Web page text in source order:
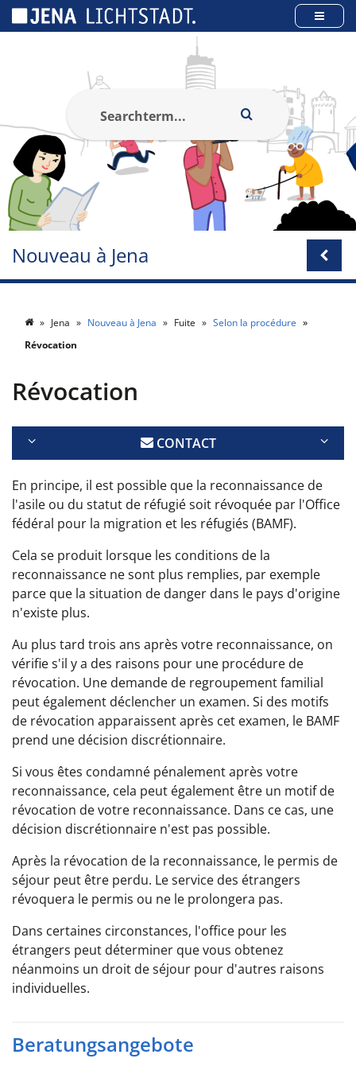
Nouveau à Jena
Jena Nouveau à Jena Fuite
Selon la procédure
Révocation
Révocation
CONTACT
En principe, il est possible que la reconnaissance de
l'asile ou du statut de réfugié soit révoquée par l'Office
fédéral pour la migration et les réfugiés (BAMF).
Cela se produit lorsque les conditions de la
reconnaissance ne sont plus remplies, par exemple
parce que la situation de danger dans le pays d'origine
n'existe plus.
Au plus tard trois ans après votre reconnaissance, on
vérifie s'il y a des raisons pour une procédure de
révocation. Une demande de regroupement familial
peut également déclencher un examen. Si des motifs
de révocation apparaissent après cet examen, le BAMF
prend une décision discrétionnaire.
Si vous êtes condamné pénalement après votre
reconnaissance, cela peut également être un motif de
révocation de votre reconnaissance. Dans ce cas, une
décision discrétionnaire n'est pas possible.
Après la révocation de la reconnaissance, le permis de
séjour peut être perdu. Le service des étrangers
révoquera le permis ou ne le prolongera pas.
Dans certaines circonstances, l'office pour les
étrangers peut déterminer que vous obtenez
néanmoins un droit de séjour pour d'autres raisons
individuelles.
Beratungsangebote
Panneau de gestion des cookies